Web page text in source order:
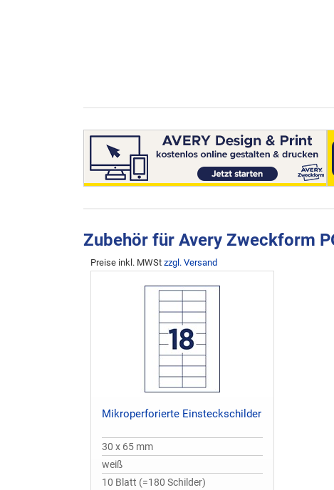
Zubehör für Avery Zweckform
Preise inkl. MWSt zzgl. Versand
Mikroperforierte Einsteckschilder
30 x 65 mm
weiß
10 Blatt (=180 Schilder)